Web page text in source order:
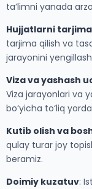
ta’limni yanada
Hujjatlarni
tarjima qilish va
jarayonini
Viza va yashash
Viza jarayonlari va
bo‘yicha to‘liq
Kutib olish va
qulay turar joy
beramiz.
Doimiy kuzatuv: